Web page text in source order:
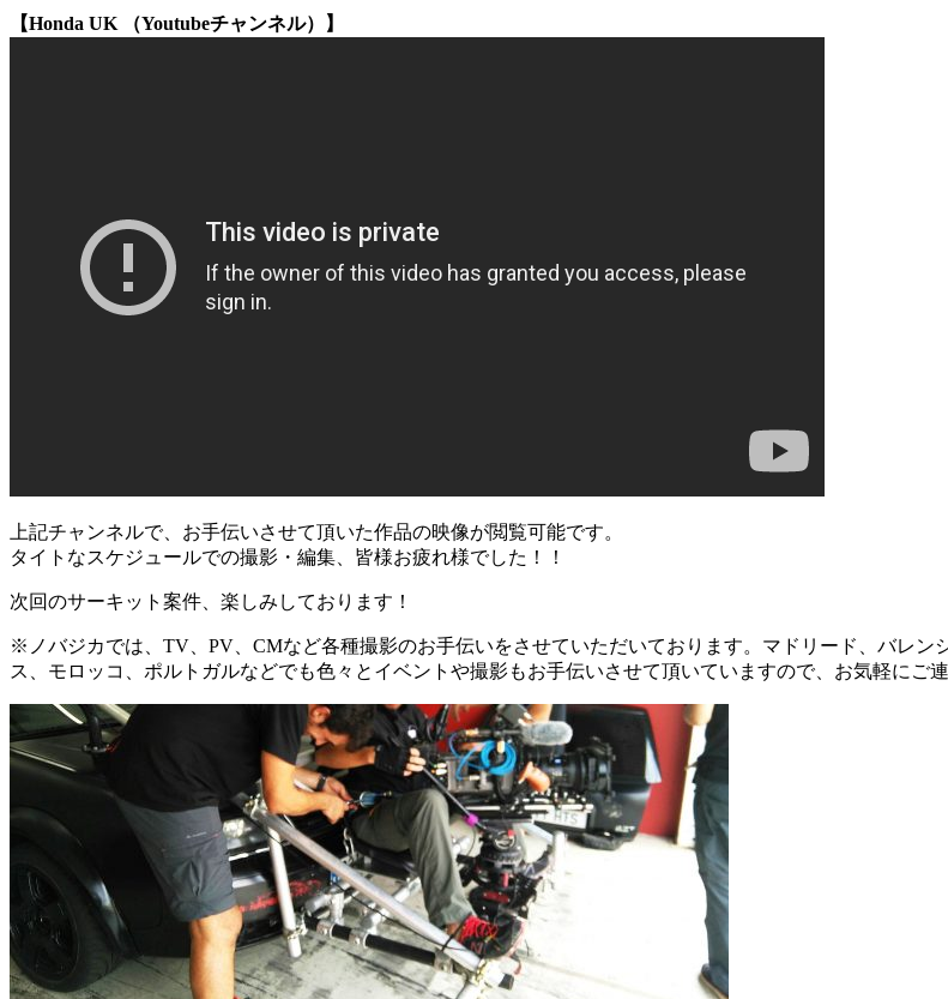
【Honda UK （Youtubeチャンネル）】
上記チャンネルで、お手伝いさせて頂いた作品の映像が閲覧可能です。
タイトなスケジュールでの撮影・編集、皆様お疲れ様でした！！
次回のサーキット案件、楽しみしております！
※ノバジカでは、TV、PV、CMなど各種撮影のお手伝いをさせていただいております。マドリード、バレ
ス、モロッコ、ポルトガルなどでも色々とイベントや撮影もお手伝いさせて頂いていますので、お気軽にご